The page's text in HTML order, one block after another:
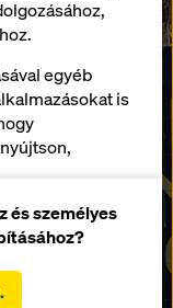
egyéb
is
folyamatos
sütik),
és személyes